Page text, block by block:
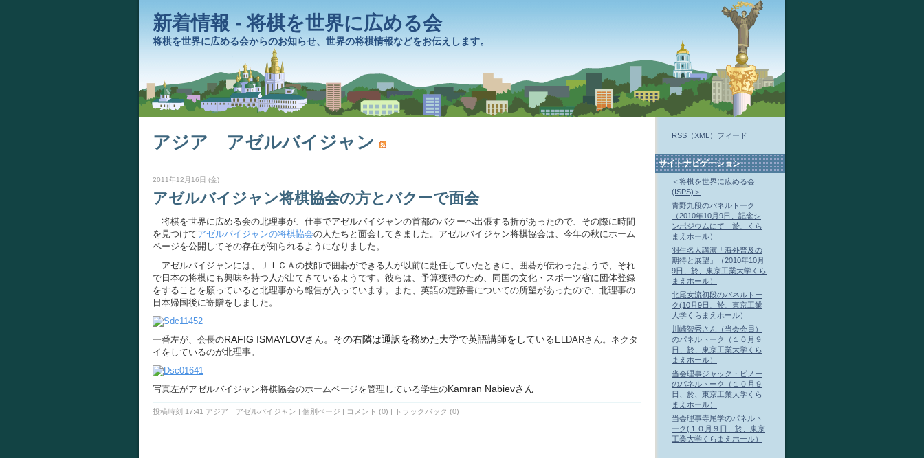
新着情報 - 将棋を世界に広める会
将棋を世界に広める会からのお知らせ、世界の将棋情報などをお伝えします。
アジア アゼルバイジャン
2011年12月16日 (金)
アゼルバイジャン将棋協会の方とバクーで面会
将棋を世界に広める会の北理事が、仕事でアゼルバイジャンの首都のバクーへ出張する折があったので、その際に時間
を見つけてアゼルバイジャンの将棋協会の人たちと面会してきました。アゼルバイジャン将棋協会は、今年の秋にホーム
ページを公開してその存在が知られるようになりました。
アゼルバイジャンには、ＪＩＣＡの技師で囲碁ができる人が以前に赴任していたときに、囲碁が伝わったようで、それ
で日本の将棋にも興味を持つ人が出てきているようです。彼らは、予算獲得のため、同国の文化・スポーツ省に団体登録
をすることを願っていると北理事から報告が入っています。また、英語の定跡書についての所望があったので、北理事の
日本帰国後に寄贈をしました。
一番左が、会長のRAFIG ISMAYLOVさん。その右隣は通訳を務めた大学で英語講師をしている ELDARさん。ネクタ
イをしているのが北理事。
写真左がアゼルバイジャン将棋協会のホームページを管理している学生のKamran Nabievさん
投稿時刻 17:41 アジア アゼルバイジャン | 個別ページ | コメント (0) | トラックバック (0)
RSS（XML）フィード
サイトナビゲーション
＜将棋を世界に広める会
(ISPS)＞
青野九段のパネルトーク
（2010年10月9日、記念シ
ンポジウムにて 於、くら
まえホール）
羽生名人講演「海外普及の
期待と展望」（2010年10月
9日、於、東京工業大学くら
まえホール）
北尾女流初段のパネルトー
ク(10月9日、於、東京工業
大学くらまえホール）
川崎智秀さん（当会会員）
のパネルトーク（１０月９
日、於、東京工業大学くら
まえホール）
当会理事ジャック・ピノー
のパネルトーク（１０月９
日、於、東京工業大学くら
まえホール）
当会理事寺尾学のパネルト
ーク(１０月９日、於、東京
工業大学くらまえホール）